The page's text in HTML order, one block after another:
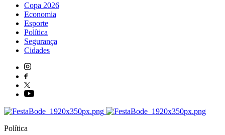
Copa 2026
Economia
Esporte
Política
Segurança
Cidades
Política